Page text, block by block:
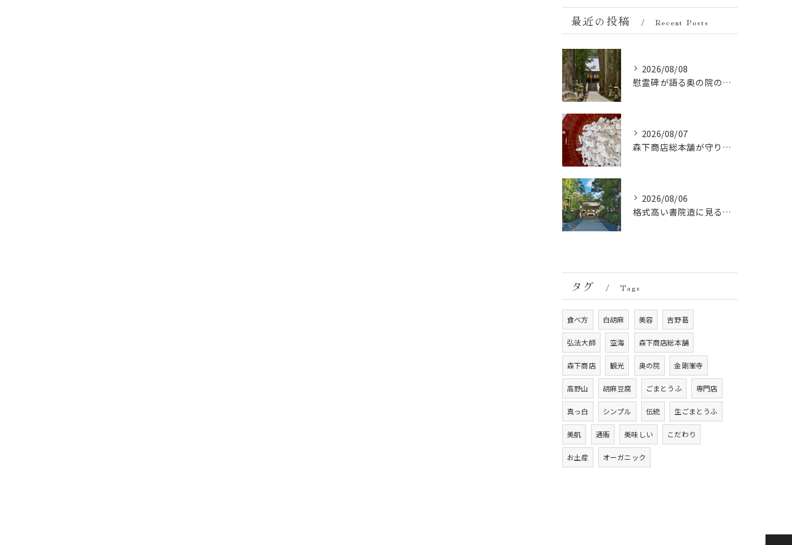
最近の投稿 Recent Posts
2026/08/08
慰霊碑が語る奥の院の過去：祈りと歴史の中間地点
2026/08/07
森下商店総本舗が守り続ける伝統の胡麻豆腐に使う吉野葛の純度と効能
2026/08/06
格式高い書院造に見る金剛峯寺の中世から近世への変遷
タグ Tags
食べ方 白胡麻 美容 吉野葛
弘法大師 空海 森下商店総本舗
森下商店 観光 奥の院 金剛峯寺
高野山 胡麻豆腐 ごまとうふ 専門店
真っ白 シンプル 伝統 生ごまとうふ
美肌 通販 美味しい こだわり
お土産 オーガニック